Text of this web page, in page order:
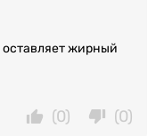
жирный
(0)
(0)